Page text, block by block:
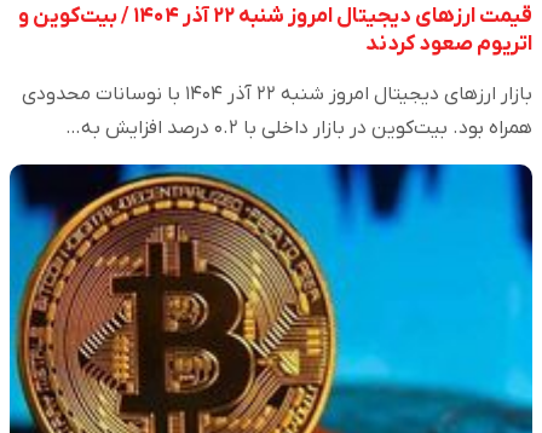
قیمت ارز‌های دیجیتال امروز شنبه ۲۲ آذر ۱۴۰۴ / بیت‌کوین و
اتریوم صعود کردند
بازار ارزهای دیجیتال امروز شنبه ۲۲ آذر ۱۴۰۴ با نوسانات محدودی
همراه بود. بیت‌کوین در بازار داخلی با ۰.۲ درصد افزایش به…